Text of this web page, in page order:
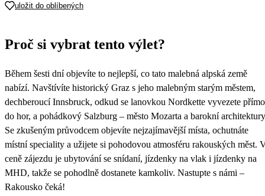
21
28 29 30
uložit do oblíbených
Proč si vybrat tento výlet?
Během šesti dní objevíte to nejlepší, co tato malebná alpská země
nabízí. Navštívíte historický Graz s jeho malebným starým městem,
dechberoucí Innsbruck, odkud se lanovkou Nordkette vyvezete přímo
do hor, a pohádkový Salzburg – město Mozarta a barokní
Se zkušeným průvodcem objevíte nejzajímavější místa, ochutnáte
místní speciality a užijete si pohodovou atmosféru rakouských měst.
ceně zájezdu je ubytování se snídaní, jízdenky na vlak i jízdenky na
MHD, takže se pohodlně dostanete kamkoliv. Nastupte s námi –
Rakousko čeká!